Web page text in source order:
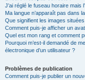
J’ai réglé le fuseau horaire mais
Ma langue n’apparaît pas dans
Que signifient les images
Comment puis-je afficher un
Quel est mon rang et comment
Pourquoi m’est-il demandé de
électronique d’un utilisateur ?
Problèmes de publication
Comment puis-je publier un